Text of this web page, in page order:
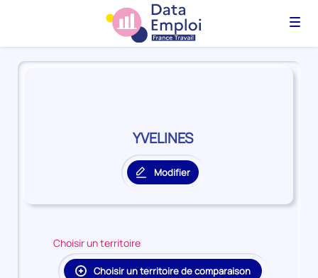
Menu
Panorama
YVELINES
Modifier
le
principal
Choisir un territoire
Choisir un territoire de comparaison